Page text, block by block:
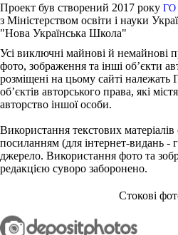
Проект був створений 2017 року ГО
з Міністерством освіти і науки
"Нова Українська Школа"
Усі виключні майнові й немайнові
фото, зображення та інші об’єкти
розміщені на цьому сайті належать
об’єктів авторського права, які
авторство іншої особи.
Використання текстових
посиланням (для інтернет-видань -
джерело. Використання фото та
редакцією суворо заборонено.
Стокові